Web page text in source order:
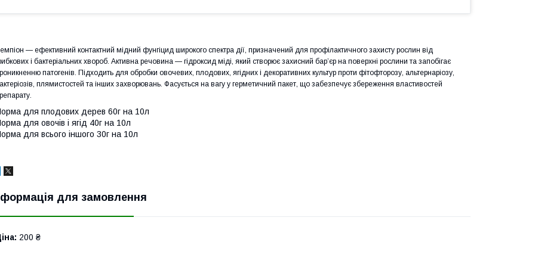
— ефективний контактний мідний фунгіцид широкого спектра дії, призначений для профілактичного захисту рослин від
і бактеріальних хвороб. Активна речовина — гідроксид міді, який створює захисний бар’єр на поверхні рослини та запобігає
патогенів. Підходить для обробки овочевих, плодових, ягідних і декоративних культур проти фітофторозу, альтернаріозу,
плямистостей та інших захворювань. Фасується на вагу у герметичний пакет, що забезпечує збереження властивостей
для плодових дерев 60г на 10л
для овочів і ягід 40г на 10л
для всього іншого 30г на 10л
для замовлення
200 ₴